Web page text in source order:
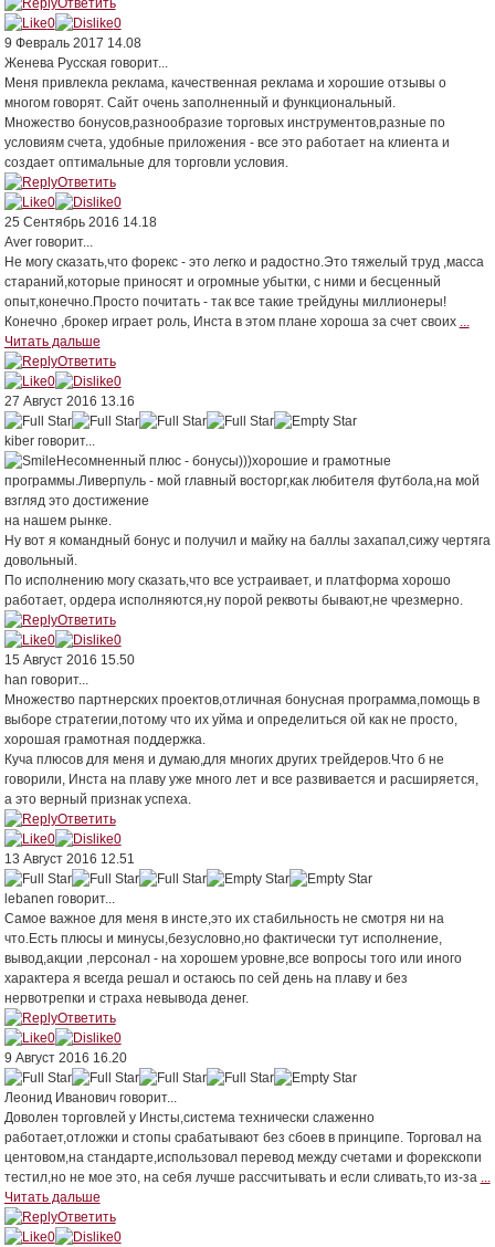
Ответить
0
0
9 Февраль 2017 14.08
Женева Русская говорит...
Меня привлекла реклама, качественная реклама и хорошие отзывы о
многом говорят. Сайт очень заполненный и функциональный.
Множество бонусов,разнообразие торговых инструментов,разные по
условиям счета, удобные приложения - все это работает на клиента и
создает оптимальные для торговли условия.
Ответить
0
0
25 Сентябрь 2016 14.18
Averговорит...
Не могу сказать,что форекс - это легко и радостно.Это тяжелый труд ,масса
стараний,которые приносят и огромные убытки, с ними и бесценный
опыт,конечно.Просто почитать - так все такие трейдуны миллионеры!
Конечно ,брокер играет роль, Инста в этом плане хороша за счет своих ...
Читать дальше
Ответить
0
0
27 Август 2016 13.16
kiberговорит...
Несомненный плюс - бонусы)))хорошие и грамотные
программы.Ливерпуль - мой главный восторг,как любителя футбола,на мой
взгляд это достижение
на нашем рынке.
Ну вот я командный бонус и получил и майку на баллы захапал,сижу чертяга
довольный.
По исполнению могу сказать,что все устраивает, и платформа хорошо
работает, ордера исполняются,ну порой реквоты бывают,не чрезмерно.
Ответить
0
0
15 Август 2016 15.50
han говорит...
Множество партнерских проектов,отличная бонусная программа,помощь в
выборе стратегии,потому что их уйма и определиться ой как не просто,
хорошая грамотная поддержка.
Куча плюсов для меня и думаю,для многих других трейдеров.Что б не
говорили, Инста на плаву уже много лет и все развивается и расширяется,
а это верный признак успеха.
Ответить
0
0
13 Август 2016 12.51
lebanen говорит...
Самое важное для меня в инсте,это их стабильность не смотря ни на
что.Есть плюсы и минусы,безусловно,но фактически тут исполнение,
вывод,акции ,персонал - на хорошем уровне,все вопросы того или иного
характера я всегда решал и остаюсь по сей день на плаву и без
нервотрепки и страха невывода денег.
Ответить
0
0
9 Август 2016 16.20
Леонид Ивановичговорит...
Доволен торговлей у Инсты,система технически слаженно
работает,отложки и стопы срабатывают без сбоев в принципе. Торговал на
центовом,на стандарте,использовал перевод между счетами и форекскопи
тестил,но не мое это, на себя лучше рассчитывать и если сливать,то из-за ...
Читать дальше
Ответить
0
0